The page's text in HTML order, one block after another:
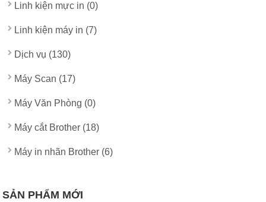
Linh kiện mực in (0)
Linh kiện máy in (7)
Dịch vụ (130)
Máy Scan (17)
Máy Văn Phòng (0)
Máy cắt Brother (18)
Máy in nhãn Brother (6)
SẢN PHẨM MỚI